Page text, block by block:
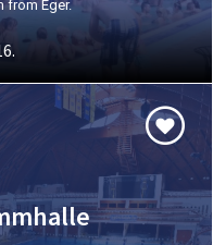
from Eger.